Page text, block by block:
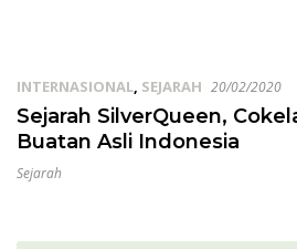
INTERNASIONAL, SEJARAH 20/02/2020
Sejarah SilverQueen,
Buatan Asli Indonesia
Sejarah